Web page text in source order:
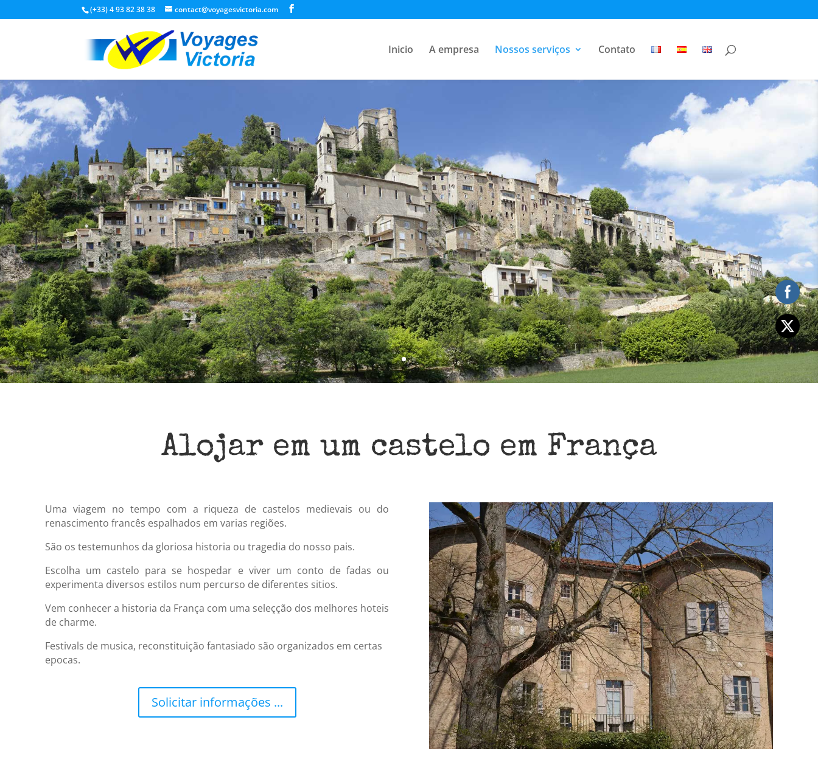
(+33) 4 93 82 38 38 contact@voyagesvictoria.com
Inicio A empresa Nossos serviços Contato
Alojar em um castelo em França
Uma viagem no tempo com a riqueza de castelos medievais ou do
renascimento francês espalhados em varias regiões.
São os testemunhos da gloriosa historia ou tragedia do nosso pais.
Escolha um castelo para se hospedar e viver um conto de fadas ou
experimenta diversos estilos num percurso de diferentes sitios.
Vem conhecer a historia da França com uma seleçção dos melhores hoteis
de charme.
Festivals de musica, reconstituição fantasiado são organizados em certas
epocas.
Solicitar informações ...